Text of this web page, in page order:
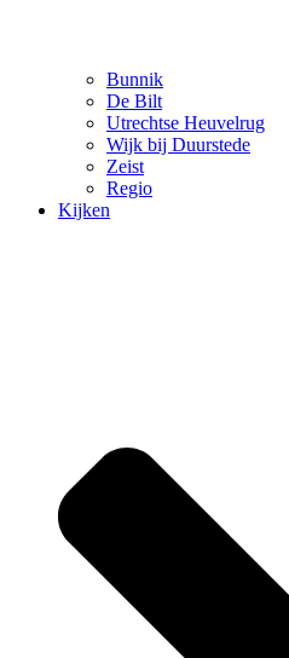
Bunnik
De Bilt
Utrechtse Heuvelrug
Wijk bij Duurstede
Zeist
Regio
Kijken